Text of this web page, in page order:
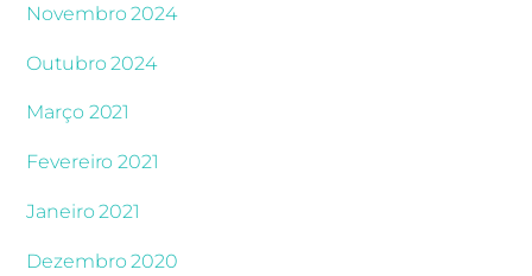
Novembro 2024
Outubro 2024
Março 2021
Fevereiro 2021
Janeiro 2021
Dezembro 2020